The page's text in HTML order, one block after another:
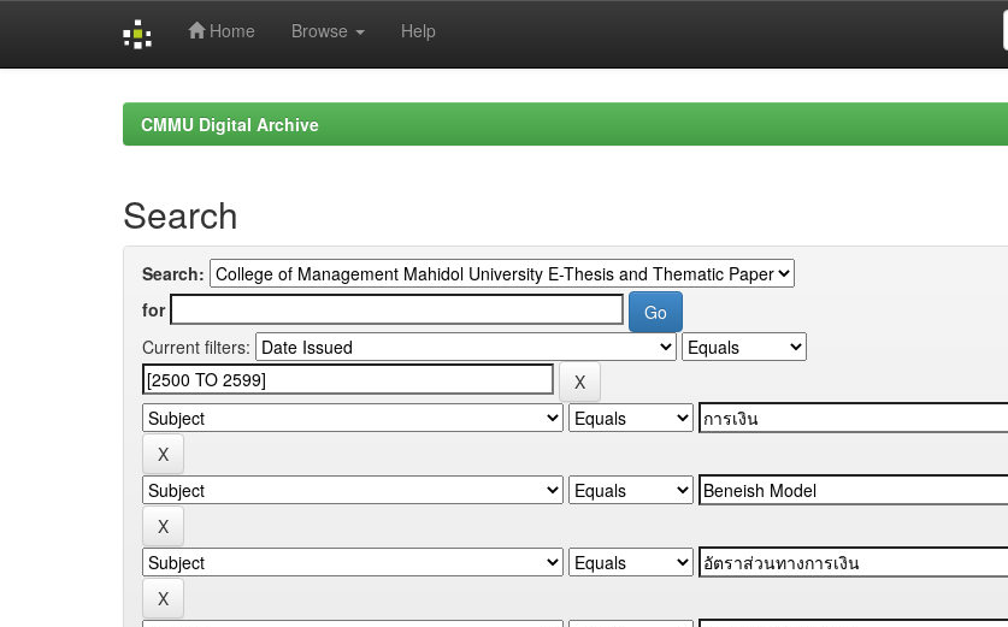
Home Browse Help
CMMU Digital Archive
Search
Search:
for
Current filters: